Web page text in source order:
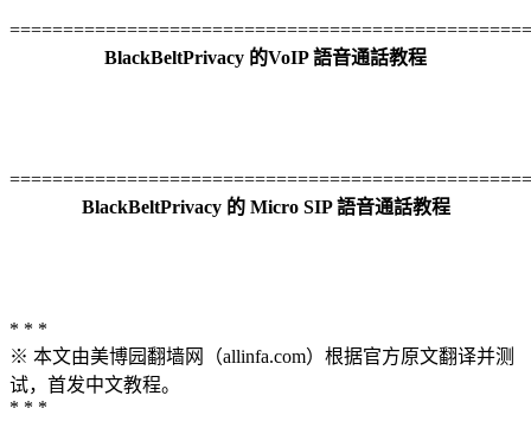
BlackBeltPrivacy 的VoIP 語音通話教程
BlackBeltPrivacy 的 Micro SIP 語音通話教程
* * *
※ 本文由美博园翻墙网（allinfa.com）根据官方原文翻译并测
试，首发中文教程。
* * *